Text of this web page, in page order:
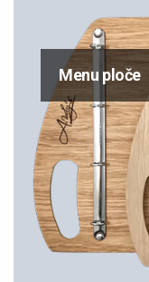
Menu ploče